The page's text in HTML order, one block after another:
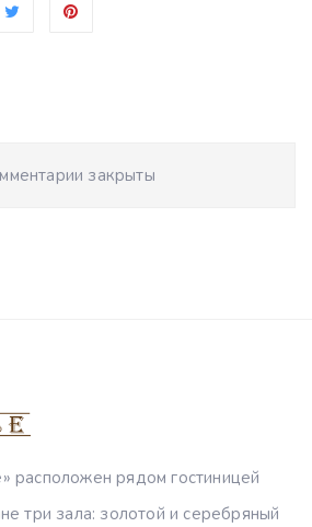
закрыты
расположен рядом гостиницей
три зала: золотой и серебряный